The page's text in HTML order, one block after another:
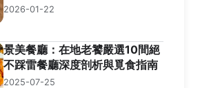
感
2026-01-22
景美餐廳：在地老饕嚴選10間絕
不踩雷餐廳深度剖析與覓食指南
2025-07-25